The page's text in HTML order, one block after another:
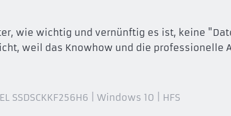
wie wichtig und vernünftig es ist, keine
weil das Knowhow und die professionelle
SSDSCKKF256H6 | Windows 10 | HFS